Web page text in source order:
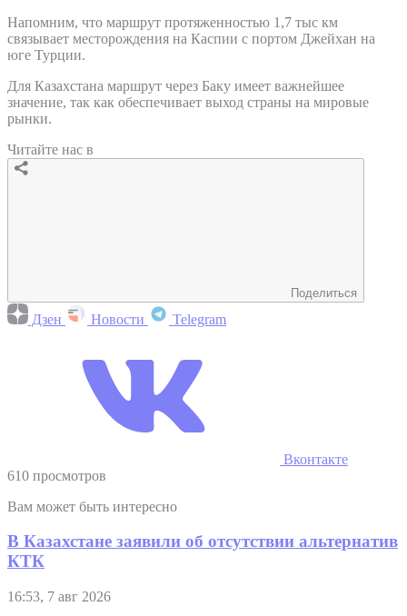
Напомним, что маршрут протяженностью 1,7 тыс км
связывает месторождения на Каспии с портом Джейхан на
юге Турции.
Для Казахстана маршрут через Баку имеет важнейшее
значение, так как обеспечивает выход страны на мировые
рынки.
Читайте нас в
Поделиться
Дзен Новости Telegram
Вконтакте
610 просмотров
Вам может быть интересно
В Казахстане заявили об отсутствии альтернатив
КТК
16:53, 7 авг 2026